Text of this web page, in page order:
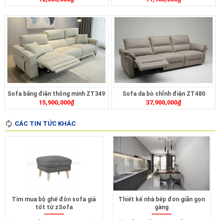
Sofa băng điện thông minh ZT349
15,900,000₫
Sofa da bò chỉnh điện ZT480
37,900,000₫
CÁC TIN TỨC KHÁC
Tìm mua bộ ghế đôn sofa giá
tốt từ zSofa
Thiết kế nhà bếp đơn giản gọn
gàng